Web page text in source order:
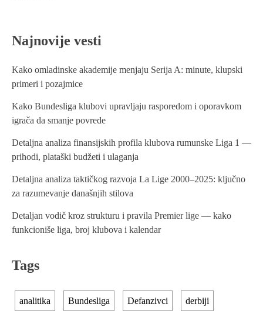
Najnovije vesti
Kako omladinske akademije menjaju Serija A: minute, klupski
primeri i pozajmice
Kako Bundesliga klubovi upravljaju rasporedom i oporavkom
igrača da smanje povrede
Detaljna analiza finansijskih profila klubova rumunske Liga 1 —
prihodi, plataški budžeti i ulaganja
Detaljna analiza taktičkog razvoja La Lige 2000–2025: ključno
za razumevanje današnjih stilova
Detaljan vodič kroz strukturu i pravila Premier lige — kako
funkcioniše liga, broj klubova i kalendar
Tags
analitika Bundesliga Defanzivci derbiji